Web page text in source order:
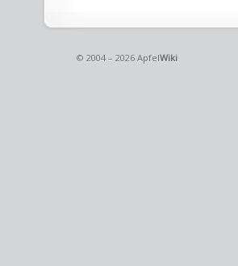
© 2004 – 2026 ApfelWiki